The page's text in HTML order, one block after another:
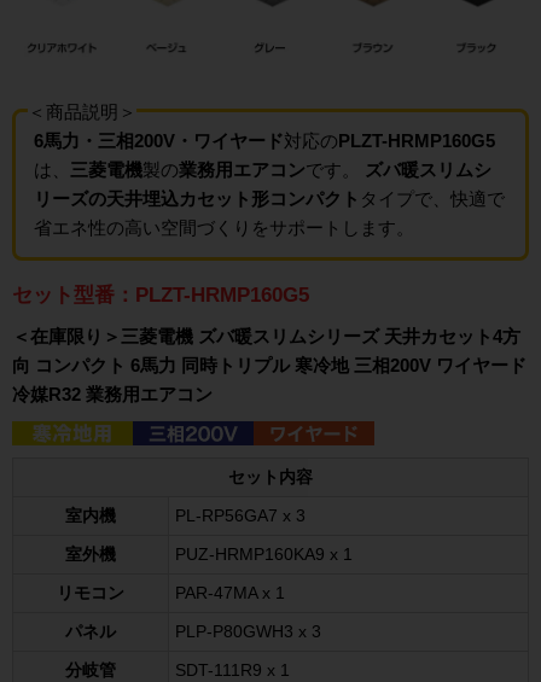
＜商品説明＞
6馬力・三相200V・ワイヤード対応のPLZT-HRMP160G5
は、 三菱電機製の業務用エアコンです。
ズバ暖スリムシ
リーズの天井埋込カセット形コンパクト タイプで、快適で
省エネ性の高い空間づくりをサポートします。
セット型番：PLZT-HRMP160G5
＜在庫限り＞三菱電機 ズバ暖スリムシリーズ 天井カセット4方
向 コンパクト 6馬力 同時トリプル 寒冷地 三相200V ワイヤード
冷媒R32 業務用エアコン
セット内容
室内機 PL-RP56GA7 x 3
室外機 PUZ-HRMP160KA9 x 1
リモコン PAR-47MA x 1
パネル PLP-P80GWH3 x 3
分岐管 SDT-111R9 x 1